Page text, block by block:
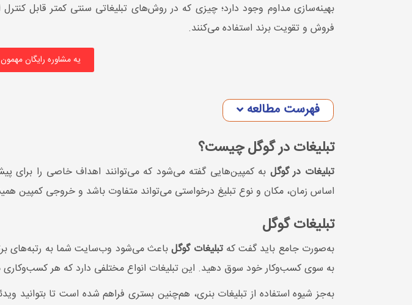
بهینه‌سازی مداوم وجود دارد؛ چیزی که در روش‌های تبلیغاتی سنتی کمتر قابل
فروش و تقویت برند استفاده می‌کنند.
یه مشاوره رایگان مهمون مایی :
فهرست مطالعه
تبلیغات در گوگل چیست؟
تبلیغات در گوگل به کمپین‌هایی گفته می‌شود که می‌توانند اهداف خاصی را برای
اساس زمان، مکان و نوع تبلیغ درخواستی می‌تواند متفاوت باشد و خروجی کمپین
تبلیغات گوگل
به‌صورت جامع باید گفت کهتبلیغات گوگلباعث می‌شود وب‌سایت شما به رتبه‌های
به سوی کسب‌وکار خود سوق دهید. این تبلیغات انواع مختلفی دارد که هر کسب‌وکاری
به‌جز شیوه استفاده از تبلیغات بنری، هم‌چنین بستری فراهم شده است تا بتوانید